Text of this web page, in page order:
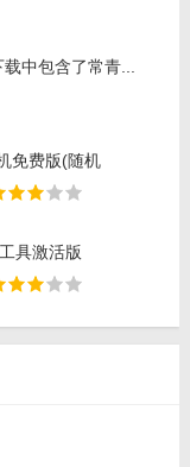
中包含了常青...
免费版(随机
具激活版